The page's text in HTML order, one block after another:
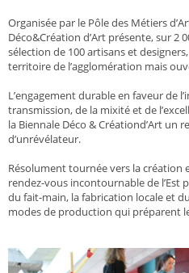
Organisée par le Pôle des Métiers
Déco&Création d’Art présente, sur 2
sélection de 100 artisans et
territoire de l’agglomération mais
L’engagement durable en faveur de
transmission, de la mixité et de
la Biennale Déco & Créationd’Art un
d’unrévélateur.
Résolument tournée vers la création
rendez-vous incontournable de l’Est
du fait-main, la fabrication locale et
modes de production qui préparent